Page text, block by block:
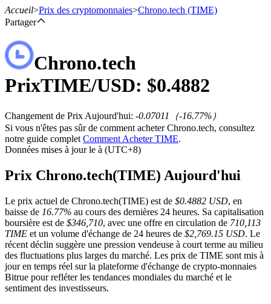
Contrats à terme
Futures utilisant l'USDT comme garantie
Accueil>Prix des cryptomonnaies>Chrono.tech (TIME)
Partager
Chrono.tech
PrixTIME/USD: $0.4882
Changement de Prix Aujourd'hui: -0.07011 （-16.77%）
Si vous n'êtes pas sûr de comment acheter Chrono.tech, consultez
notre guide complet Comment Acheter TIME.
Données mises à jour le à (UTC+8)
Prix Chrono.tech(TIME) Aujourd'hui
Le prix actuel de Chrono.tech(TIME) est de $0.4882 USD, en
baisse de 16.77% au cours des dernières 24 heures. Sa capitalisation
boursière est de $346,710, avec une offre en circulation de 710,113
TIME et un volume d'échange de 24 heures de $2,769.15 USD. Le
récent déclin suggère une pression vendeuse à court terme au milieu
des fluctuations plus larges du marché. Les prix de TIME sont mis à
jour en temps réel sur la plateforme d'échange de crypto-monnaies
Bitrue pour refléter les tendances mondiales du marché et le
sentiment des investisseurs.